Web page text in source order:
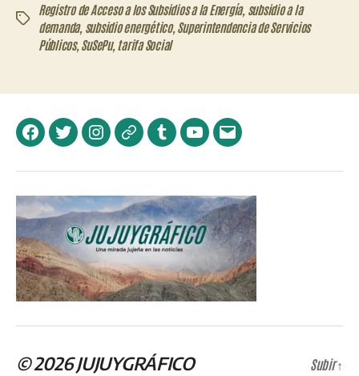
Etiquetas
Registro de Acceso a los Subsidios a la Energía, subsidio a la
demanda, subsidio energético, Superintendencia de Servicios
Públicos, SuSePu, tarifa Social
FacebookTwitterInstagramTelegramTumblrYouTubeCorreo
© 2026JUJUYGRÁFICO Subir↑